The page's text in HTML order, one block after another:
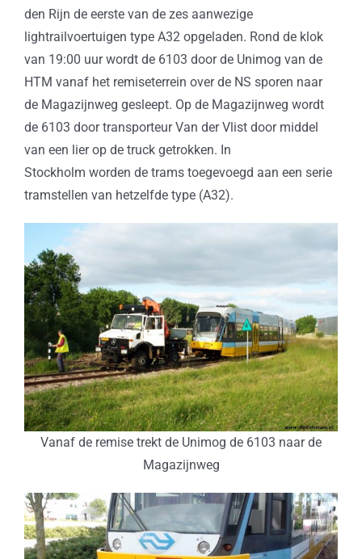
den Rijn de eerste van de zes aanwezige
lightrailvoertuigen type A32 opgeladen. Rond de klok
van 19:00 uur wordt de 6103 door de Unimog van de
HTM vanaf het remiseterrein over de NS sporen naar
de Magazijnweg gesleept. Op de Magazijnweg wordt
de 6103 door transporteur Van der Vlist door middel
van een lier op de truck getrokken. In
Stockholm worden de trams toegevoegd aan een serie
tramstellen van hetzelfde type (A32).
Vanaf de remise trekt de Unimog de 6103 naar de
Magazijnweg